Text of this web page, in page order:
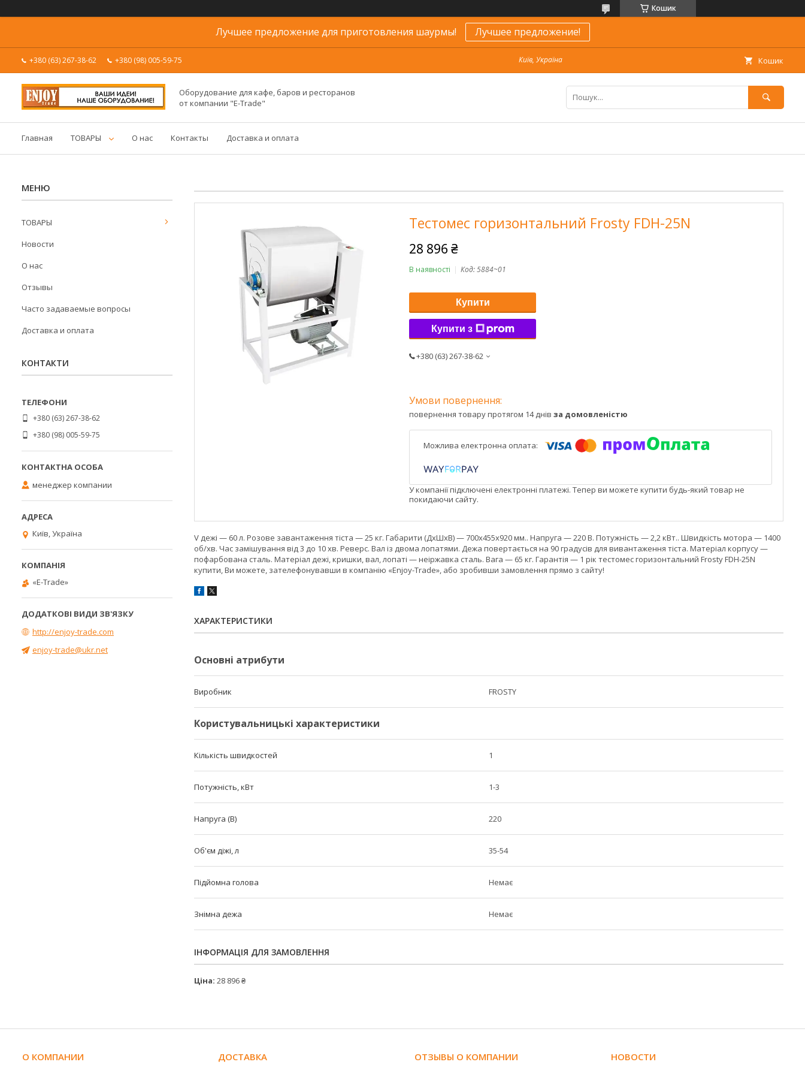
Кошик
Лучшее предложение для приготовления шаурмы! Лучшее предложение!
+380 (63) 267-38-62 +380 (98) 005-59-75 Київ, Україна Кошик
Оборудование для кафе, баров и ресторанов
от компании "E-Trade"
Главная ТОВАРЫ О нас Контакты Доставка и оплата
Тестомес горизонтальний Frosty FDH-25N
28 896 ₴
В наявності Код:5884~01
Купити
Купити з
+380 (63) 267-38-62
повернення товару протягом 14 днів за домовленістю
У компанії підключені електронні платежі. Тепер ви можете купити будь-який товар не
покидаючи сайту.
V дежі — 60 л. Розове завантаження тіста — 25 кг. Габарити (ДхШхВ) — 700x455x920 мм.. Напруга — 220 В. Потужність — 2,2 кВт.. Швидкість мотора — 1400
об/хв. Час замішування від 3 до 10 хв. Реверс. Вал із двома лопатями. Дежа повертається на 90 градусів для вивантаження тіста. Матеріал корпусу —
пофарбована сталь. Матеріал дежі, кришки, вал, лопаті — неіржавка сталь. Вага — 65 кг. Гарантія — 1 рік тестомес горизонтальний Frosty FDH-25N
купити, Ви можете, зателефонувавши в компанію «Enjoy-Trade», або зробивши замовлення прямо з сайту!
ХАРАКТЕРИСТИКИ
Основні атрибути
Виробник FROSTY
Користувальницькі характеристики
Кількість швидкостей 1
Потужність, кВт 1-3
Напруга (В) 220
Об'єм діжі, л 35-54
Підйомна голова Немає
Знімна дежа Немає
ІНФОРМАЦІЯ ДЛЯ ЗАМОВЛЕННЯ
Ціна: 28 896 ₴
ТОВАРЫ
Новости
О нас
Отзывы
Часто задаваемые вопросы
Доставка и оплата
КОНТАКТИ
+380 (63) 267-38-62
+380 (98) 005-59-75
менеджер компании
Київ, Україна
«E-Trade»
http://enjoy-trade.com
enjoy-trade@ukr.net
О КОМПАНИИ ДОСТАВКА ОТЗЫВЫ О КОМПАНИИ НОВОСТИ